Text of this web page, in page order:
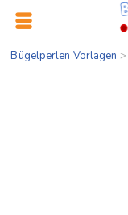
Bügelperlen Vorlagen >